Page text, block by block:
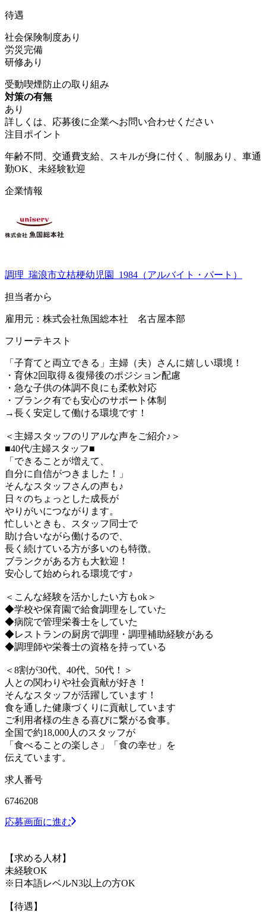
待遇
社会保険制度あり
労災完備
研修あり
受動喫煙防止の取り組み
対策の有無
あり
詳しくは、応募後に企業へお問い合わせください
注目ポイント
年齢不問、交通費支給、スキルが身に付く、制服あり、車通
勤OK、未経験歓迎
企業情報
調理_瑞浪市立桔梗幼児園_1984（アルバイト・パート）
担当者から
雇用元：株式会社魚国総本社 名古屋本部
フリーテキスト
「子育てと両立できる」主婦（夫）さんに嬉しい環境！
・育休2回取得＆復帰後のポジション配慮
・急な子供の体調不良にも柔軟対応
・ブランク有でも安心のサポート体制
→長く安定して働ける環境です！
＜主婦スタッフのリアルな声をご紹介♪＞
■40代/主婦スタッフ■
「できることが増えて、
自分に自信がつきました！」
そんなスタッフさんの声も♪
日々のちょっとした成長が
やりがいにつながります。
忙しいときも、スタッフ同士で
助け合いながら働けるので、
長く続けている方が多いのも特徴。
ブランクがある方も大歓迎！
安心して始められる環境です♪
＜こんな経験を活かしたい方もok＞
◆学校や保育園で給食調理をしていた
◆病院で管理栄養士をしていた
◆レストランの厨房で調理・調理補助経験がある
◆調理師や栄養士の資格を持っている
＜8割が30代、40代、50代！＞
人との関わりや社会貢献が好き！
そんなスタッフが活躍しています！
食を通した健康づくりに貢献しています
ご利用者様の生きる喜びに繋がる食事。
全国で約18,000人のスタッフが
「食べることの楽しさ」「食の幸せ」を
伝えています。
求人番号
6746208
応募画面に進む
【求める人材】
未経験OK
※日本語レベルN3以上の方OK
【待遇】